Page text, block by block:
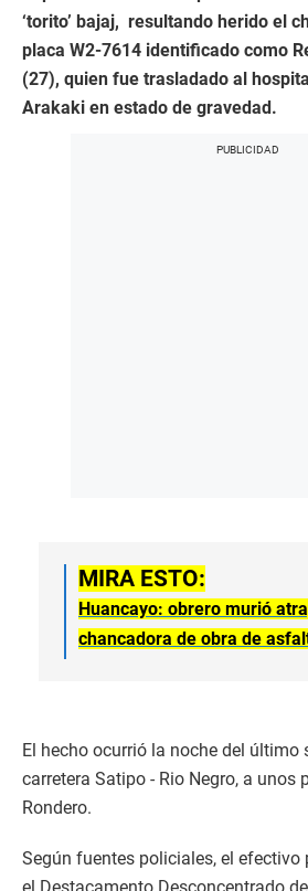
‘torito’ bajaj, resultando herido el
placa W2-7614 identificado como
(27), quien fue trasladado al
Arakaki en estado de gravedad.
MIRA ESTO:
Huancayo: obrero murió
chancadora de obra de
El hecho ocurrió la noche del último
carretera Satipo - Rio Negro, a unos
Rondero.
Según fuentes policiales, el efectivo